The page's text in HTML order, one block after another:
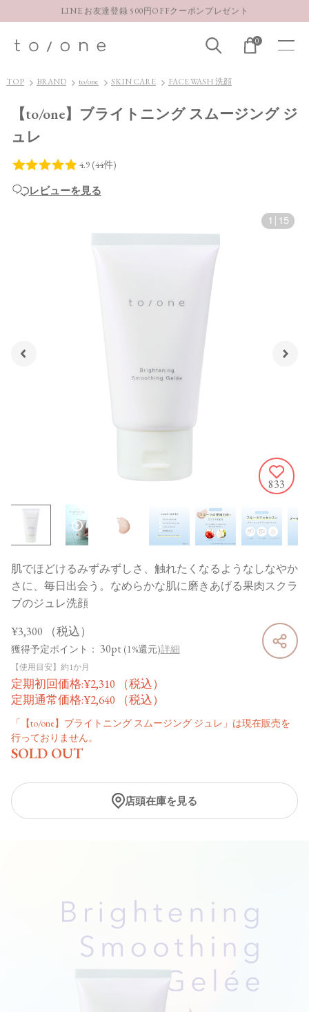
【重要】お盆期間中のお問い合わせと商品配送に関しまして
LINE お友達登録 500円OFFクーポンプレゼント
0
TOP BRAND to/one SKIN CARE FACE WASH 洗顔
【to/one】ブライトニング スムージング ジ
ュレ
レビューを見る
1 15
833
肌でほどけるみずみずしさ、触れたくなるようなしなやか
さに、毎日出会う。なめらかな肌に磨きあげる果肉スクラ
ブのジュレ洗顔
¥3,300 （税込）
獲得予定ポイント： 30pt (1%還元)詳細
【使用目安】約1か月
定期初回価格:¥2,310 （税込）
定期通常価格:¥2,640 （税込）
「【to/one】ブライトニング スムージング ジュレ」は現在販売を
行っておりません。
SOLD OUT
店頭在庫を見る